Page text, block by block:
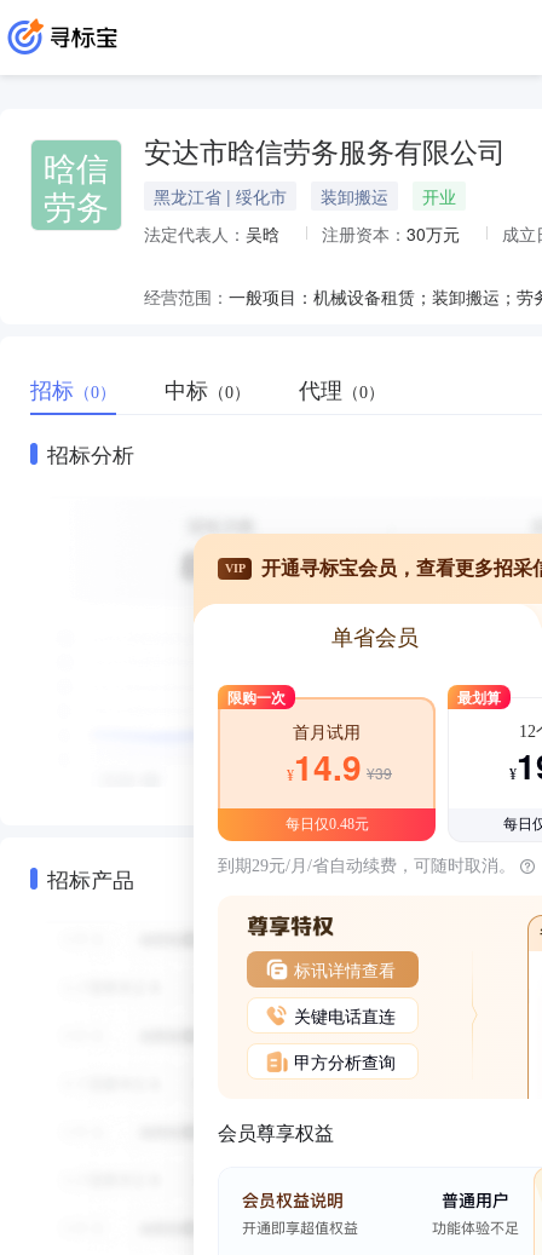
晗信
劳务
安达市晗信劳务服务有限公司
黑龙江省 | 绥化市 装卸搬运
开业
法定代表人： 吴晗 注册资本： 30万元 成立
经营范围：
招标 （0） 中标 （0） 代理 （0）
招标分析
招标产品
VIP 开通寻标宝会员，查看更多招采
单省会员
限购一次
首月试用
¥14.9 ¥39
每日仅0.48元
最划算
12
¥
每日
到期29元/月/省自动续费，可随时取消。
标讯详情查看
关键电话直连
甲方分析查询
会员尊享权益